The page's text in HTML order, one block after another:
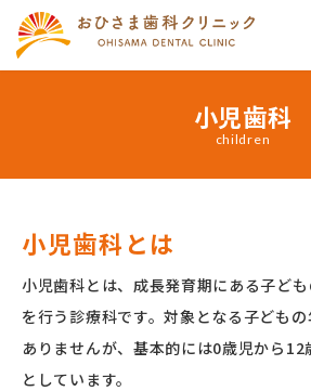
医師紹介
診療案内
小児歯科
children
小児歯科とは
小児歯科とは、成長発育期にある子ど
を行う診療科です。対象となる子ども
ありませんが、基本的には0歳児から
としています。